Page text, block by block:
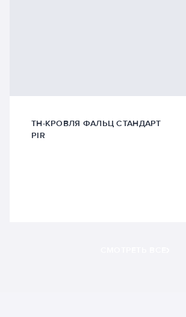
ТН-КРОВЛЯ ФАЛЬЦ СТАНДАРТ
PIR